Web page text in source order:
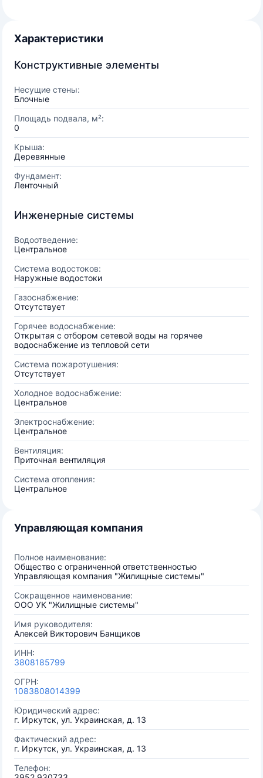
Характеристики
Конструктивные элементы
Несущие стены:
Блочные
Площадь подвала, м²:
0
Крыша:
Деревянные
Фундамент:
Ленточный
Инженерные системы
Водоотведение:
Центральное
Система водостоков:
Наружные водостоки
Газоснабжение:
Отсутствует
Горячее водоснабжение:
Открытая с отбором сетевой воды на горячее
водоснабжение из тепловой сети
Система пожаротушения:
Отсутствует
Холодное водоснабжение:
Центральное
Электроснабжение:
Центральное
Вентиляция:
Приточная вентиляция
Система отопления:
Центральное
Управляющая компания
Полное наименование:
Общество с ограниченной ответственностью
Управляющая компания "Жилищные системы"
Сокращенное наименование:
ООО УК "Жилищные системы"
Имя руководителя:
Алексей Викторович Банщиков
ИНН:
3808185799
ОГРН:
1083808014399
Юридический адрес:
г. Иркутск, ул. Украинская, д. 13
Фактический адрес:
г. Иркутск, ул. Украинская, д. 13
Телефон: